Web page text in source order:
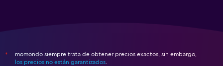
*
momondo siempre trata de obtener precios exactos, sin embargo,
los precios no están garantizados